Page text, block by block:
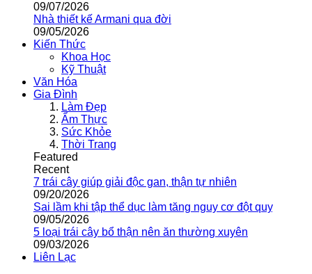
09/07/2026
Nhà thiết kế Armani qua đời
09/05/2026
Kiến Thức
Khoa Học
Kỹ Thuật
Văn Hóa
Gia Đình
Làm Đẹp
Ẩm Thực
Sức Khỏe
Thời Trang
Featured
Recent
7 trái cây giúp giải độc gan, thận tự nhiên
09/20/2026
Sai lầm khi tập thể dục làm tăng nguy cơ đột quỵ
09/05/2026
5 loại trái cây bổ thận nên ăn thường xuyên
09/03/2026
Liên Lạc